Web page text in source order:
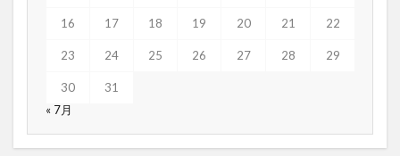
16 17 18 19 20 21 22
23 24 25 26 27 28 29
30
31
« 7月